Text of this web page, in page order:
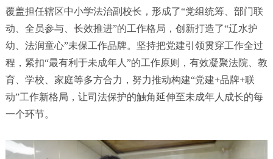
覆盖担任辖区中小学法治副校长，形成了“党组统筹、部门联
动、全员参与、长效推进”的工作格局，创新打造了“辽水护
幼、法润童心”未保工作品牌。坚持把党建引领贯穿工作全过
程，紧扣“最有利于未成年人”的工作原则，有效凝聚法院、教
育、学校、家庭等多方合力，努力推动构建“党建+品牌+联
动”工作新格局，让司法保护的触角延伸至未成年人成长的每
一个环节。